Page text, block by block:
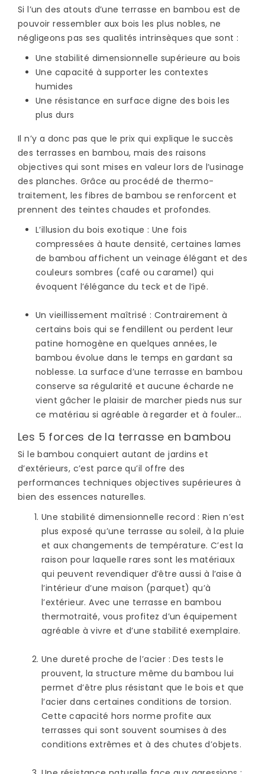
Si l’un des atouts d’une terrasse en bambou est de
pouvoir ressembler aux bois les plus nobles, ne
négligeons pas ses qualités intrinsèques que sont :
Une stabilité dimensionnelle supérieure au bois
Une capacité à supporter les contextes
humides
Une résistance en surface digne des bois les
plus durs
Il n’y a donc pas que le prix qui explique le succès
des terrasses en bambou, mais des raisons
objectives qui sont mises en valeur lors de l’usinage
des planches. Grâce au procédé de thermo-
traitement, les fibres de bambou se renforcent et
prennent des teintes chaudes et profondes.
L’illusion du bois exotique : Une fois
compressées à haute densité, certaines lames
de bambou affichent un veinage élégant et des
couleurs sombres (café ou caramel) qui
évoquent l’élégance du teck et de l’ipé.
Un vieillissement maîtrisé : Contrairement à
certains bois qui se fendillent ou perdent leur
patine homogène en quelques années, le
bambou évolue dans le temps en gardant sa
noblesse. La surface d’une terrasse en bambou
conserve sa régularité et aucune écharde ne
vient gâcher le plaisir de marcher pieds nus sur
ce matériau si agréable à regarder et à fouler…
Les 5 forces de la terrasse en bambou
Si le bambou conquiert autant de jardins et
d’extérieurs, c’est parce qu’il offre des
performances techniques objectives supérieures à
bien des essences naturelles.
Une stabilité dimensionnelle record : Rien n’est
plus exposé qu’une terrasse au soleil, à la pluie
et aux changements de température. C’est la
raison pour laquelle rares sont les matériaux
qui peuvent revendiquer d’être aussi à l’aise à
l’intérieur d’une maison (parquet) qu’à
l’extérieur. Avec une terrasse en bambou
thermotraité, vous profitez d’un équipement
agréable à vivre et d’une stabilité exemplaire.
Une dureté proche de l’acier : Des tests le
prouvent, la structure même du bambou lui
permet d’être plus résistant que le bois et que
l’acier dans certaines conditions de torsion.
Cette capacité hors norme profite aux
terrasses qui sont souvent soumises à des
conditions extrêmes et à des chutes d’objets.